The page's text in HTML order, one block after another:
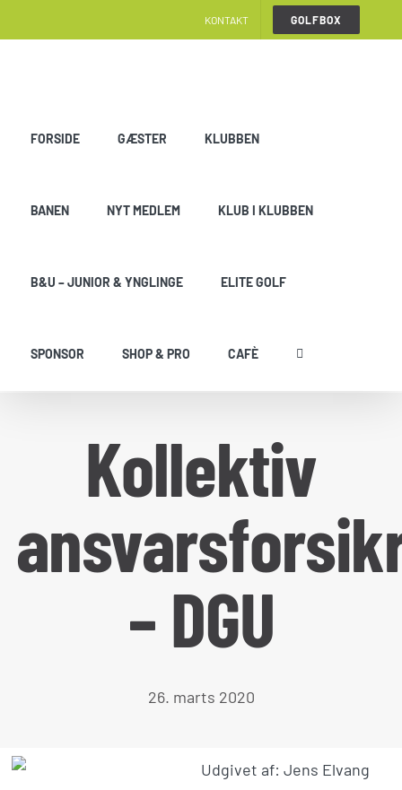
to
KONTAKT GOLFBOX
FORSIDE GÆSTER KLUBBEN
BANEN NYT MEDLEM KLUB I KLUBBEN
B&U – JUNIOR & YNGLINGE ELITE GOLF
SPONSOR SHOP & PRO CAFÈ
Kollektiv
– DGU
26. marts 2020
Udgivet af: Jens Elvang